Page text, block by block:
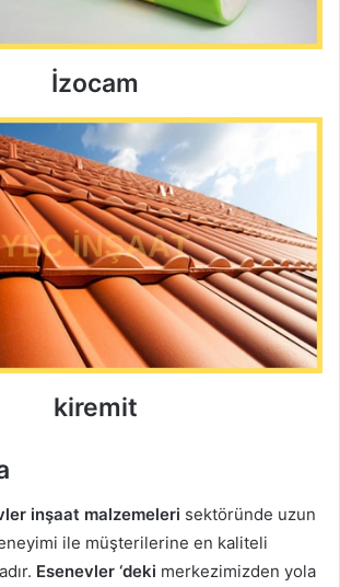
İzocam
kiremit
inşaat malzemeleri sektöründe uzun
ile müşterilerine en kaliteli
Esenevler ‘deki merkezimizden yola